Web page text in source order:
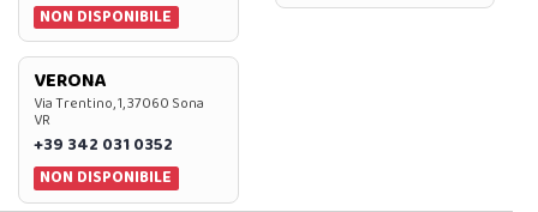
NON DISPONIBILE
VERONA
Via Trentino, 1, 37060 Sona
VR
+39 342 031 0352
NON DISPONIBILE